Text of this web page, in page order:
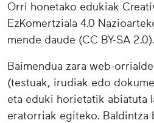
Orri honetako edukiak
EzKomertziala 4.0
mende daude (CC BY-SA 2.0).
Baimendua zara web-
(testuak, irudiak edo
eta eduki horietatik abiatuta
eratorriak egiteko. Baldintza